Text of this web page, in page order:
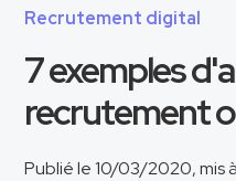
Recrutement digital
7 exemples
recrutement
Publié le 10/03/2020, mis